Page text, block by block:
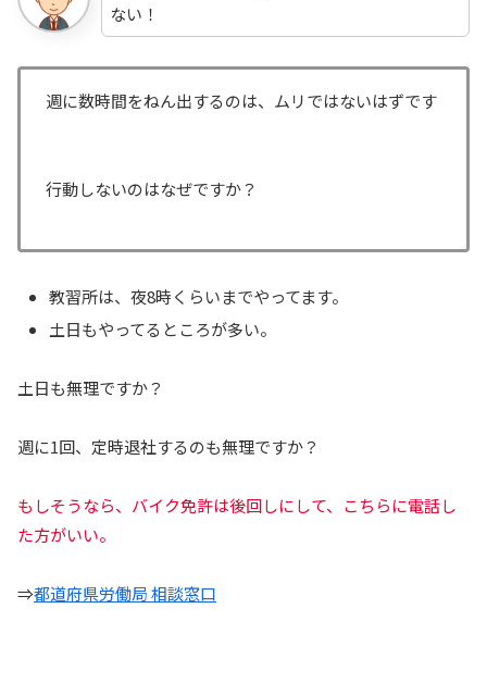
ない！
週に数時間をねん出するのは、ムリではないはずです
行動しないのはなぜですか？
教習所は、夜8時くらいまでやってます。
土日もやってるところが多い。
土日も無理ですか？
週に1回、定時退社するのも無理ですか？
もしそうなら、バイク免許は後回しにして、こちらに電話し
た方がいい。
⇒都道府県労働局 相談窓口